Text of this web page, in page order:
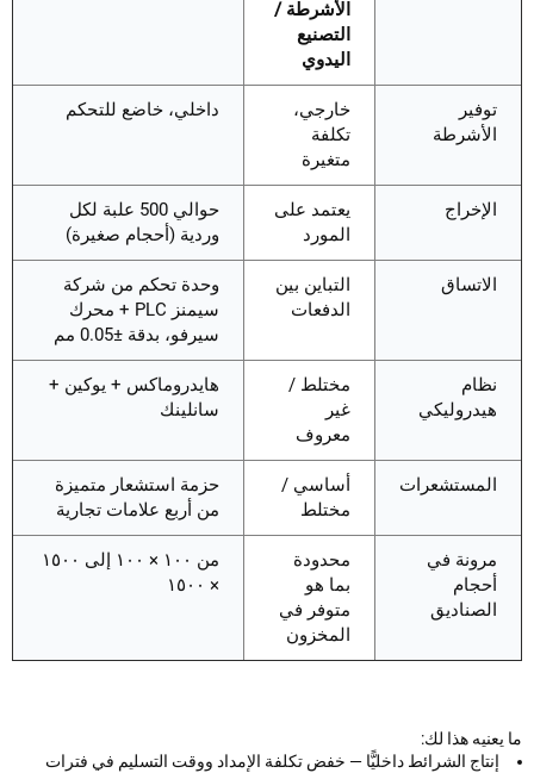
الأشرطة /
التصنيع
اليدوي
توفير
الأشرطة
خارجي،
تكلفة
متغيرة
داخلي، خاضع للتحكم
الإخراج
يعتمد على
المورد
حوالي 500 علبة لكل
وردية (أحجام صغيرة)
الاتساق
التباين بين
الدفعات
وحدة تحكم من شركة
سيمنز PLC + محرك
سيرفو، بدقة ±0.05 مم
نظام
هيدروليكي
مختلط /
معروف
هايدروماكس + يوكين +
سانلينك
المستشعرات
أساسي /
مختلط
حزمة استشعار متميزة
من أربع علامات تجارية
مرونة في
أحجام
الصناديق
محدودة
بما هو
متوفر في
المخزون
من ١٠٠ × ١٠٠ إلى ١٥٠٠
هذا لك:
إنتاج الشرائط داخليًّا — خفض تكلفة الإمداد ووقت التسليم في فترات